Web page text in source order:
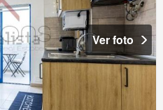
Ver foto